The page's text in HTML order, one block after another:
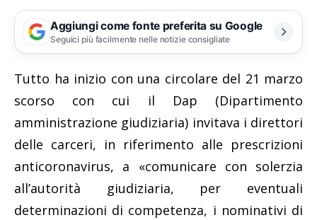
Aggiungi come fonte preferita su Google
Seguici più facilmente nelle notizie consigliate
Tutto ha inizio con una circolare del 21 marzo
scorso con cui il Dap (Dipartimento
amministrazione giudiziaria) invitava i direttori
delle carceri, in riferimento alle prescrizioni
anticoronavirus, a «comunicare con solerzia
all’autorità giudiziaria, per eventuali
determinazioni di competenza, i nominativi di